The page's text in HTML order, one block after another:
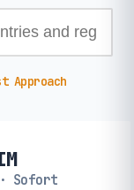
Approach
Sofort